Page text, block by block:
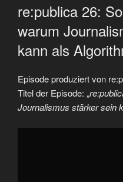
re:publica 26:
warum
kann als
Episode produziert von
Titel der Episode: „
Journalismus stärker sein
„re:publica